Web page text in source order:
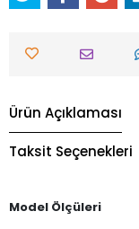
Ürün Açıklaması
Taksit Seçenekleri
Model Ölçüleri